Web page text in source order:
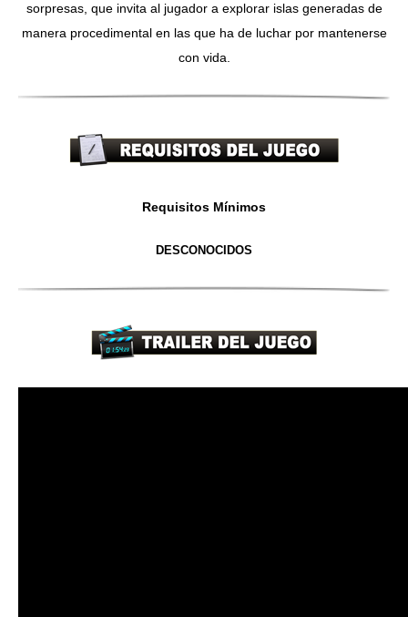
sorpresas, que invita al jugador a explorar islas generadas de
manera procedimental en las que ha de luchar por mantenerse
con vida.
Requisitos Mínimos
DESCONOCIDOS